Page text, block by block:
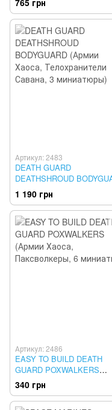
миниатюры)
765 грн
Артикул: 2483
DEATH GUARD
DEATHSHROUD
(Армии Хаоса,
Савана, 3 миниатюры)
1 190 грн
Артикул: 2486
EASY TO BUILD DEATH
GUARD POXWALKERS
(Армии Хаоса,
6 миниатюр)
340 грн